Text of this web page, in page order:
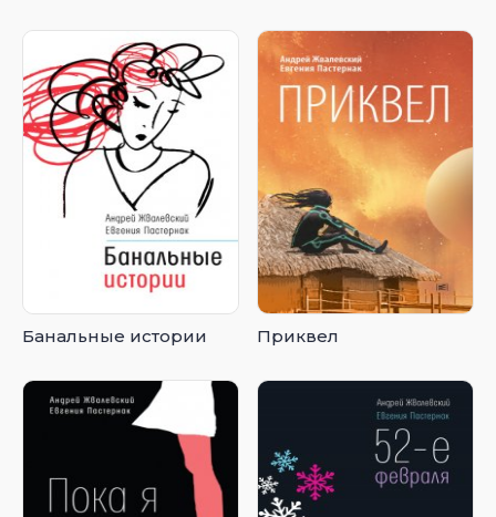
Банальные истории Приквел